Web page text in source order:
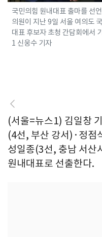
국민의힘 원내대표 출마를 선
의원이 지난 9일 서울 여의도
대표 후보자 초청 간담회에서
1 신웅수 기자
(서울=뉴스1) 김일창
(4선, 부산 강서)·정점
성일종(3선, 충남 서산
원내대표로 선출한다.